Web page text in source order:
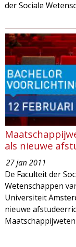
der Sociale
als nieuwe
27 jan 2011
De Faculteit der
Wetenschappen
Universiteit
nieuwe